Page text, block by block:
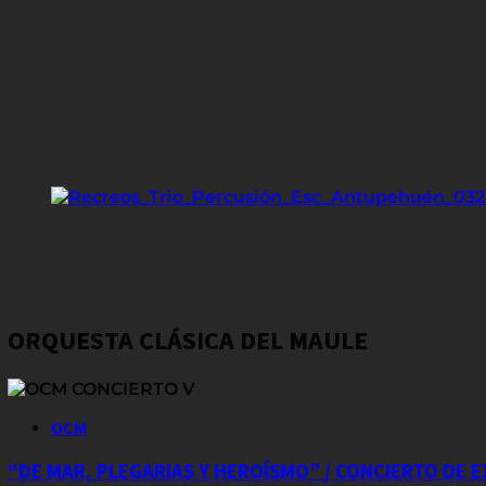
ORQUESTA CLÁSICA DEL MAULE
OCM
“DE MAR, PLEGARIAS Y HEROÍSMO” / CONCIERTO DE